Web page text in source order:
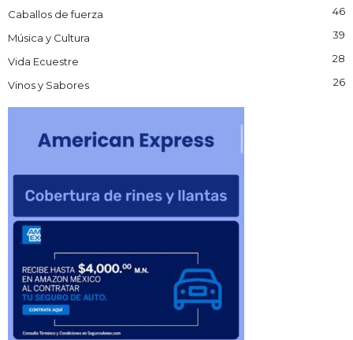
Caballos de fuerza 46
Música y Cultura 39
Vida Ecuestre 28
Vinos y Sabores 26